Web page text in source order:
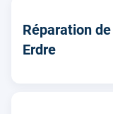
Réparation
Erdre